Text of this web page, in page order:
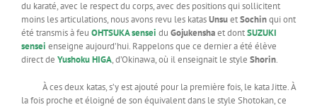
du karaté, avec le respect du corps, avec des positions qui sollicitent
moins les articulations, nous avons revu les katasUnsuetSochinqui ont
été transmis à feu OHTSUKA sensei du Gojukenshaet dontSUZUKI
sensei enseigne aujourd’hui. Rappelons que ce dernier a été élève
direct de Yushoku HIGA, d’Okinawa, où il enseignait le style Shorin.
À ces deux katas, s’y est ajouté pour la première fois, le kata Jitte. À
la fois proche et éloigné de son équivalent dans le style Shotokan, ce